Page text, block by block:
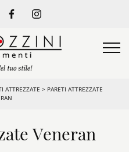
ATTREZZATE > PARETI ATTREZZATE
Veneran